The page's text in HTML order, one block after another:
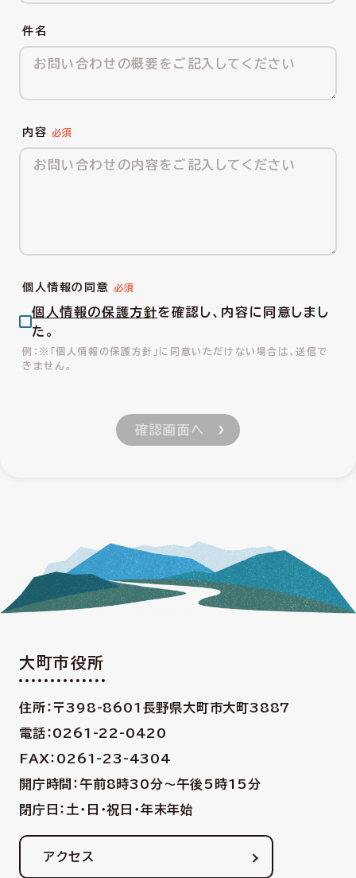
件名
内容
個人情報の同意
個人情報の保護方針を確認し、内容に同意しまし
た。
※「個人情報の保護方針」に同意いただけない場合は、送信で
きません。
大町市役所
住所：〒398-8601 長野県大町市大町3887
電話：0261-22-0420
FAX：0261-23-4304
開庁時間：午前8時30分〜午後5時15分
閉庁日：土・日・祝日・年末年始
アクセス